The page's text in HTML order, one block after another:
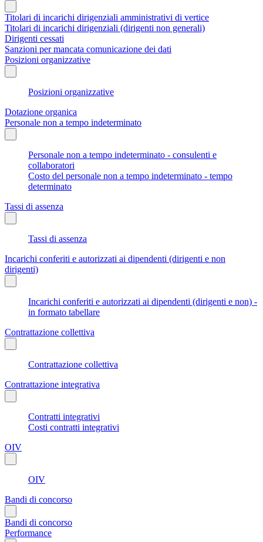
Titolari di incarichi dirigenziali amministrativi di vertice
Titolari di incarichi dirigenziali (dirigenti non generali)
Dirigenti cessati
Sanzioni per mancata comunicazione dei dati
Posizioni organizzative
Posizioni organizzative
Dotazione organica
Personale non a tempo indeterminato
Personale non a tempo indeterminato - consulenti e
collaboratori
Costo del personale non a tempo indeterminato - tempo
determinato
Tassi di assenza
Tassi di assenza
Incarichi conferiti e autorizzati ai dipendenti (dirigenti e non
dirigenti)
Incarichi conferiti e autorizzati ai dipendenti (dirigenti e non) -
in formato tabellare
Contrattazione collettiva
Contrattazione collettiva
Contrattazione integrativa
Contratti integrativi
Costi contratti integrativi
OIV
OIV
Bandi di concorso
Bandi di concorso
Performance